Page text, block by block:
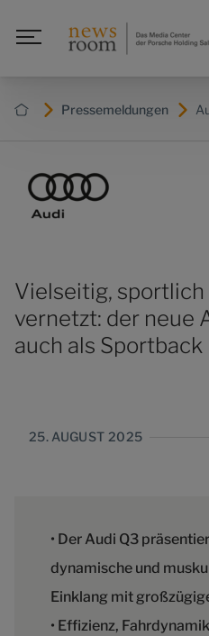
Pressemeldungen
Vielseitig, sportlich
vernetzt: der neue
auch als Sportback
25. AUGUST 2025
• Der Audi Q3
dynamische und
Einklang mit
• Effizienz,